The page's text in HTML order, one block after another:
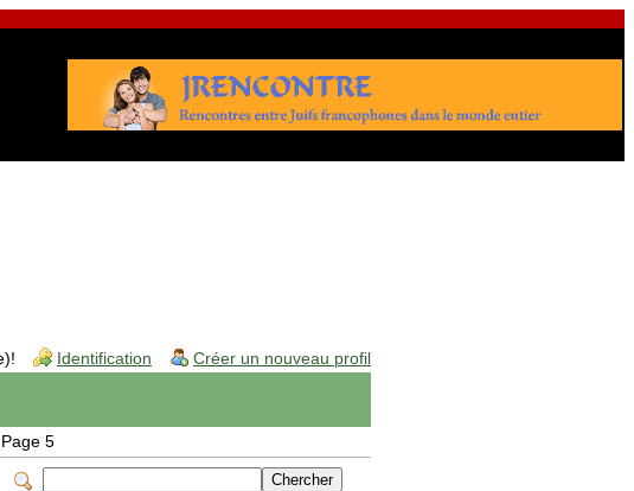
Identification Créer un nouveau profil
5